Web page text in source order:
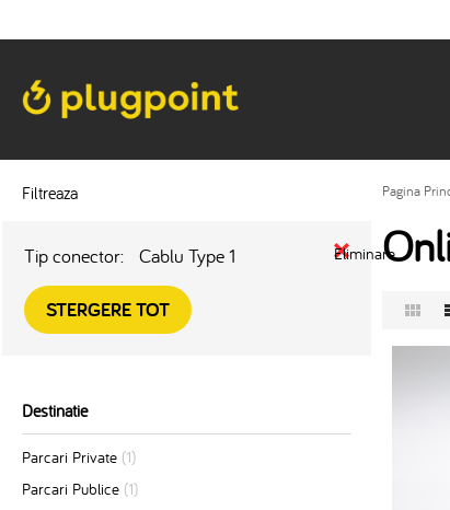
Filtreaza
Tip conector: Cablu Type 1 Eliminare
STERGERE TOT
Destinatie
Parcari Private (1)
Parcari Publice (1)
Pagina